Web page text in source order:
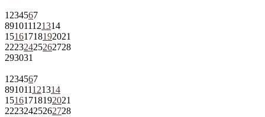
1 234567
891011121314
15161718192021
22232425262728
293031
1 234567
891011121314
15161718192021
22232425262728